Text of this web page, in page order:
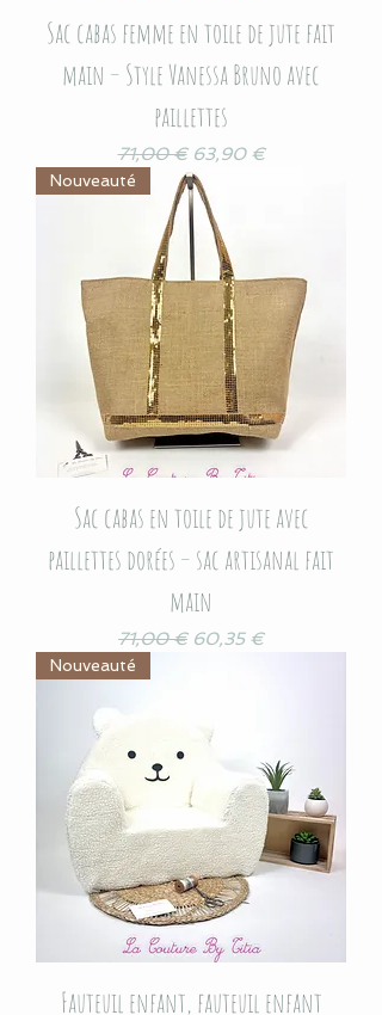
Sac cabas femme en toile de jute fait
main – Style Vanessa Bruno avec
paillettes
Prix original
71,00 € Prix promotionnel
63,90 €
Nouveauté
Sac cabas en toile de jute avec
paillettes dorées – sac artisanal fait
main
Prix original
71,00 € Prix promotionnel
60,35 €
Nouveauté
Fauteuil enfant, fauteuil enfant